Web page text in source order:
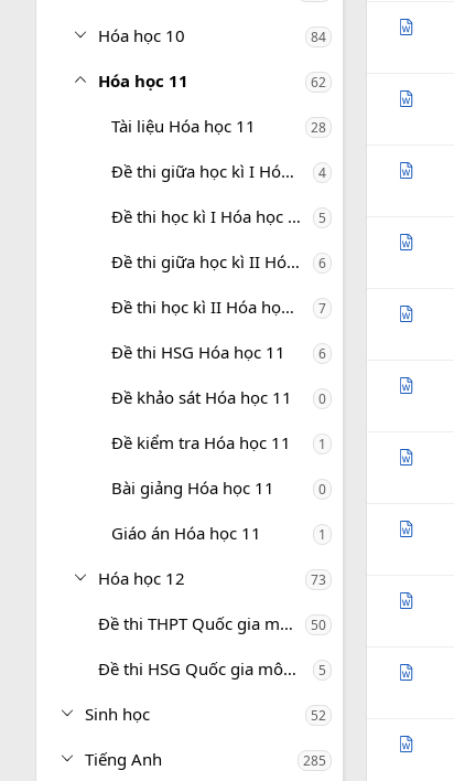
Hóa học 10 84
Hóa học 11 62
Tài liệu Hóa học 11 28
Đề thi giữa học kì I Hóa học 11 4
Đề thi học kì I Hóa học 11 5
Đề thi giữa học kì II Hóa học 11 6
Đề thi học kì II Hóa học 11 7
Đề thi HSG Hóa học 11 6
Đề khảo sát Hóa học 11 0
Đề kiểm tra Hóa học 11 1
Bài giảng Hóa học 11 0
Giáo án Hóa học 11 1
Hóa học 12 73
Đề thi THPT Quốc gia môn Hóa học 50
Đề thi HSG Quốc gia môn Hóa học 5
Sinh học 52
Tiếng Anh 285